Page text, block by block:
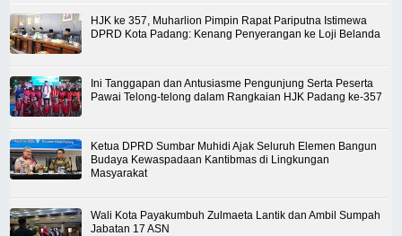
HJK ke 357, Muharlion Pimpin Rapat Pariputna Istimewa
DPRD Kota Padang: Kenang Penyerangan ke Loji Belanda
Ini Tanggapan dan Antusiasme Pengunjung Serta Peserta
Pawai Telong-telong dalam Rangkaian HJK Padang ke-357
Ketua DPRD Sumbar Muhidi Ajak Seluruh Elemen Bangun
Budaya Kewaspadaan Kantibmas di Lingkungan
Masyarakat
Wali Kota Payakumbuh Zulmaeta Lantik dan Ambil Sumpah
Jabatan 17 ASN